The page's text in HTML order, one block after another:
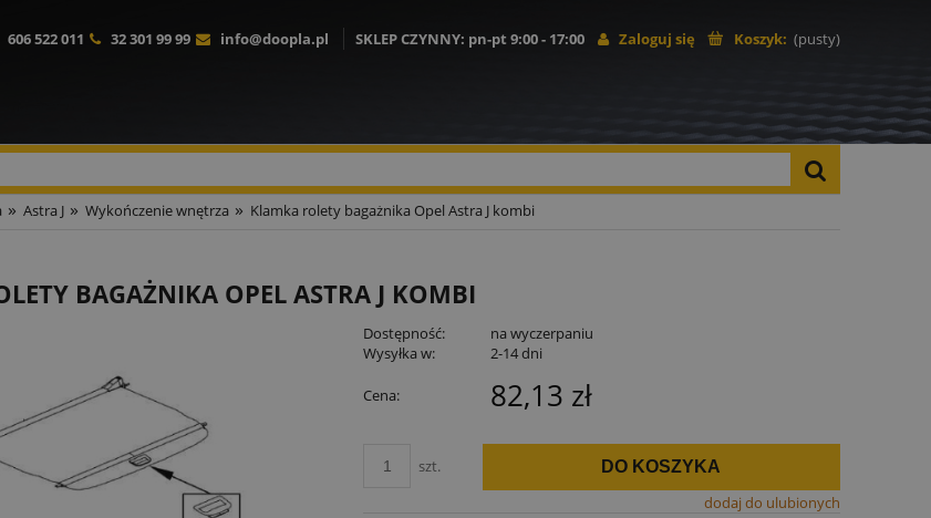
Koszyk: (pusty)
Zaloguj się
606 522 011 32 301 99 99 info@doopla.pl SKLEP CZYNNY: pn-pt 9:00 - 17:00
» Astra J » Wykończenie wnętrza » Klamka rolety bagażnika Opel Astra J kombi
BAGAŻNIKA OPEL ASTRA J KOMBI
Dostępność:
na wyczerpaniu
Wysyłka w:
2-14 dni
Cena: 82,13 zł
szt. DO KOSZYKA
dodaj do ulubionych